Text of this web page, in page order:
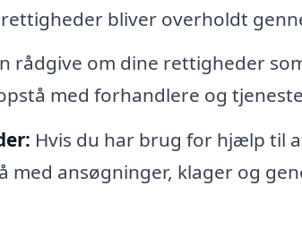
bliver overholdt
rådgive om dine rettigheder
med forhandlere og
Hvis du har brug for hjælp til
med ansøgninger, klager og